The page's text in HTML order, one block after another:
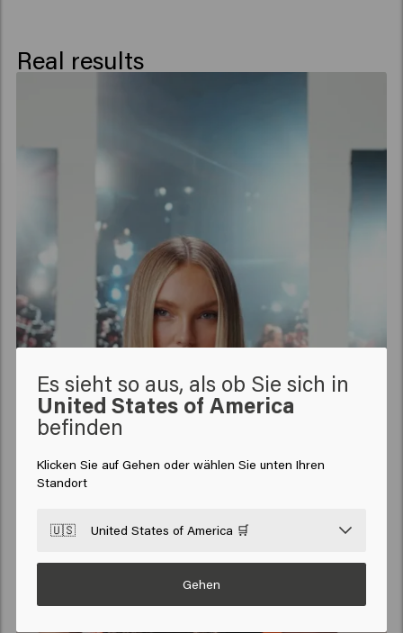
Duft, ohne zu aufdringlich zu sein. Golden Gloss bietet
Trockenshampoo?
Haarparfüm sorgt für Duft und Glanz, während
Trockenshampoo
das Haar erfrischt. Zusammen bilden
sie ein perfektes Finish.
Können Männer Haarparfüm
benutzen?
Haarparfüm eignet sich auf jeden Fall für alle, die ihrem
Haar einen raffinierten Duft und ein gepflegtes
Real results
Es sieht so aus, als ob Sie sich in
United States of America
befinden
Klicken Sie auf Gehen oder wählen Sie unten Ihren
Standort
🇺🇸 United States of America 🛒
Gehen